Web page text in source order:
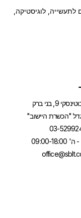
לוגיסטיקה,
9, בני ברק
"הכשרת היישוב"
03-
18:00